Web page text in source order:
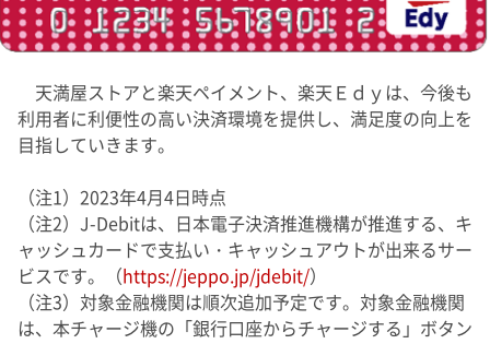
天満屋ストアと楽天ペイメント、楽天Ｅｄｙは、今後も
利用者に利便性の高い決済環境を提供し、満足度の向上を
目指していきます。
（注1）2023年4月4日時点
（注2）J-Debitは、日本電子決済推進機構が推進する、キ
ャッシュカードで支払い・キャッシュアウトが出来るサー
ビスです。（https://jeppo.jp/jdebit/）
（注3）対象金融機関は順次追加予定です。対象金融機関
は、本チャージ機の「銀行口座からチャージする」ボタン